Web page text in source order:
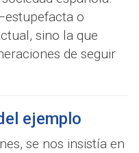
o
sino la que
de seguir
ejemplo
se nos insistía en